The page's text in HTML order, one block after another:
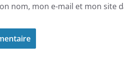
nom, mon e-mail et mon site